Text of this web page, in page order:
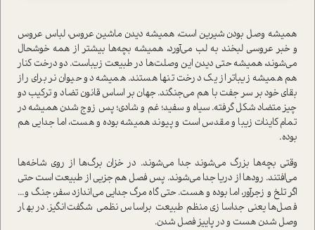
همیشه وصل بودن شیرین است، همیشه دیدن ماشین عروس، لباس عروس
و خبر عروسی لبخند به لب می‌آورد، همیشه بچه‌ها بیشتر از همه خوشحال
می‌شوند، همیشه حتی دیدن این وصلت‌ها در طبیعت زیباست. دو درخت کنار
هم همیشه زیباتر از یک درخت تنها هستند. همیشه دو حیوان نر برای راز
بقای خود بر سر جفت با هم می‌جنگند. جهان بر اساس قانون تضاد و ترکیب دو
چیز متضاد شکل گرفته. سیاه و سفید؛ غم و شادی؛ پس زوج شدن همیشه در
تمام کاینات زیبا و مقدس است و پیوند همیشه بوده و هست، اما جدایی هم
بوده.
وقتی بچه‌ها بزرگ می‌شوند جدا می‌شوند. در خزان برگ‌ها از روی شاخه‌ها
می‌افتند. رودها از دریا جدا می‌شوند. پس فصل هم جزیی از طبیعت است حتی
اگر تلخ و زجرآور، اما بوده و هست. حتی گاه مرگ جدایی می‌اندازد سفر، جنگ و...
فصل‌ها یعنی جداسازی منظم طبیعت براساس نظمی شگفت‌انگیز. در بهار
وصل شدن هست و در پاییز فصل شدن.